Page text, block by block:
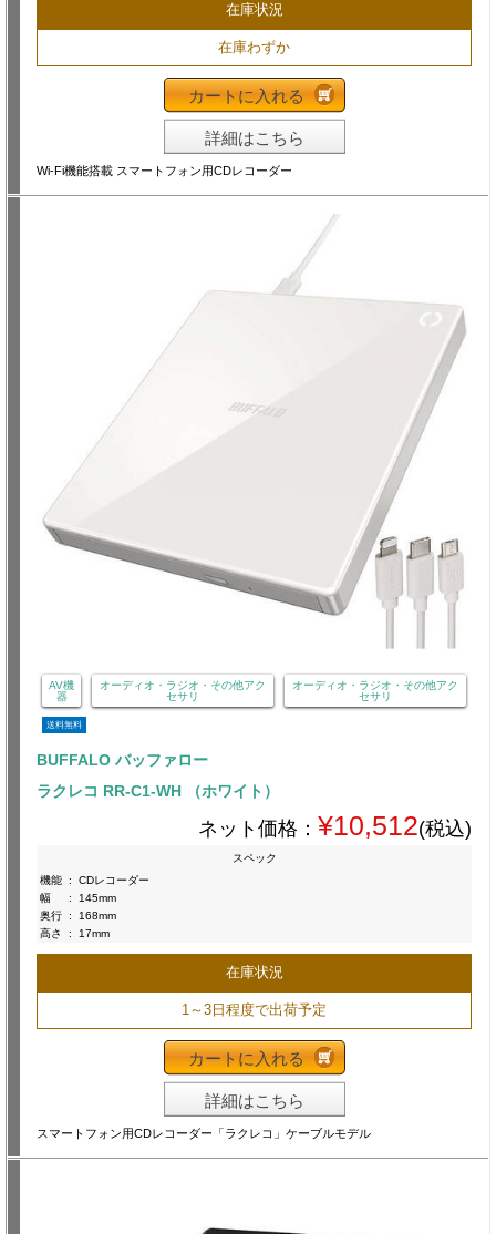
在庫状況
在庫わずか
カートに入れる
詳細はこちら
Wi-Fi機能搭載 スマートフォン用CDレコーダー
AV機
器
オーディオ・ラジオ・その他アク
セサリ
オーディオ・ラジオ・その他アク
セサリ
送料無料
BUFFALO バッファロー
ラクレコ RR-C1-WH （ホワイト）
ネット価格： ¥10,512(税込)
スペック
機能 :
CDレコーダー
幅
:
145mm
奥行 :
168mm
高さ
: 17mm
在庫状況
1～3日程度で出荷予定
カートに入れる
詳細はこちら
スマートフォン用CDレコーダー「ラクレコ」ケーブルモデル